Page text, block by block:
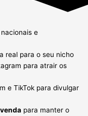
nacionais e
real para o seu nicho
para atrair os
e TikTok para divulgar
para manter o